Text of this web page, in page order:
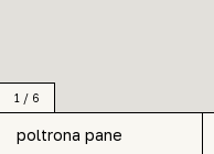
1 / 6
poltrona pane